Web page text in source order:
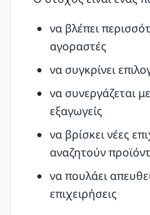
να βλέπει
αγοραστές
να συγκρίνει
να συνεργάζεται
εξαγωγείς
να βρίσκει νέες
αναζητούν
να πουλάει
επιχειρήσεις